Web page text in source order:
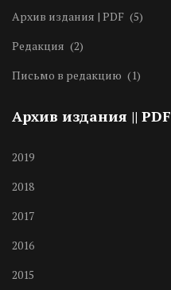
Архив издания | PDF (5)
Редакция (2)
Письмо в редакцию (1)
Архив издания || PDF
2019
2018
2017
2016
2015